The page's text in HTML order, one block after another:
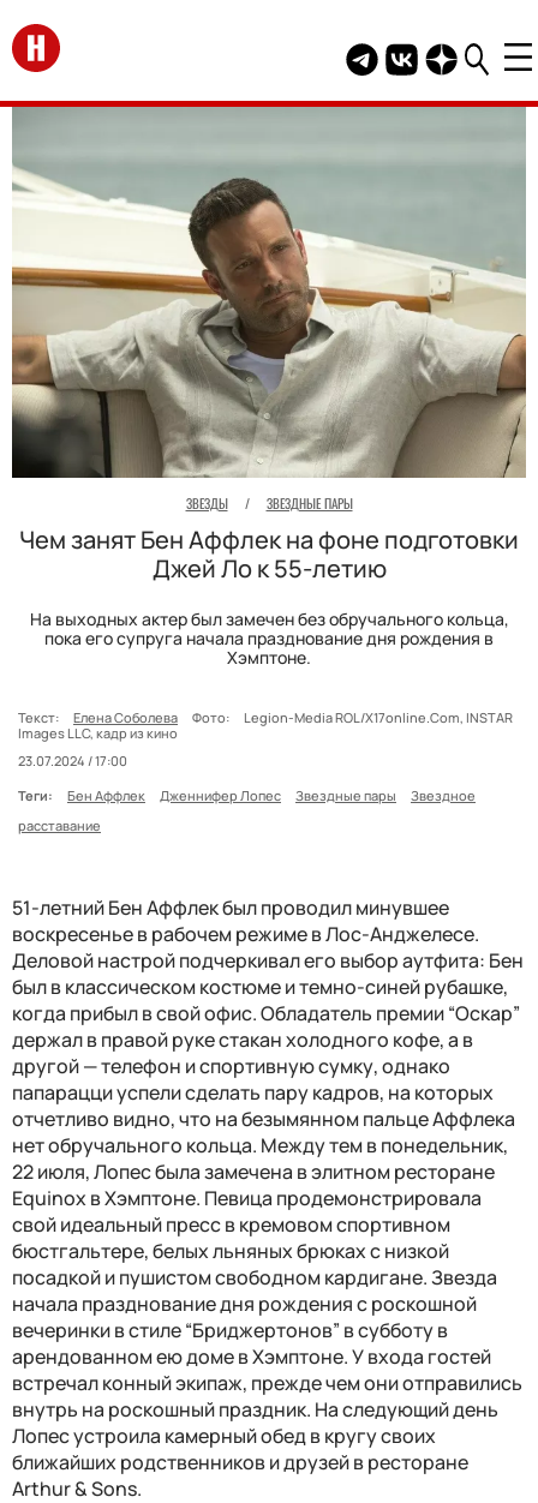
Перейти на главную
Telegram канал
Группа HELLO
Канал
ЗВЕЗДЫ / ЗВЕЗДНЫЕ ПАРЫ
Чем занят Бен Аффлек на фоне подготовки
Джей Ло к 55-летию
На выходных актер был замечен без обручального кольца,
пока его супруга начала празднование дня рождения в
Хэмптоне.
Текст: Елена Соболева Фото:
Legion-Media ROL/X17online.Com, INSTAR
Images LLC, кадр из кино
23.07.2024 / 17:00
Теги:
Бен Аффлек Дженнифер Лопес Звездные пары
Звездное
расставание
51-летний Бен Аффлек был проводил минувшее
воскресенье в рабочем режиме в Лос-Анджелесе.
Деловой настрой подчеркивал его выбор аутфита: Бен
был в классическом костюме и темно-синей рубашке,
когда прибыл в свой офис. Обладатель премии “Оскар”
держал в правой руке стакан холодного кофе, а в
другой — телефон и спортивную сумку, однако
папарацци успели сделать пару кадров, на которых
отчетливо видно, что на безымянном пальце Аффлека
нет обручального кольца. Между тем в понедельник,
22 июля, Лопес была замечена в элитном ресторане
Equinox в Хэмптоне. Певица продемонстрировала
свой идеальный пресс в кремовом спортивном
бюстгальтере, белых льняных брюках с низкой
посадкой и пушистом свободном кардигане. Звезда
начала празднование дня рождения с роскошной
вечеринки в стиле “Бриджертонов” в субботу в
арендованном ею доме в Хэмптоне. У входа гостей
встречал конный экипаж, прежде чем они отправились
внутрь на роскошный праздник. На следующий день
Лопес устроила камерный обед в кругу своих
ближайших родственников и друзей в ресторане
Arthur & Sons.